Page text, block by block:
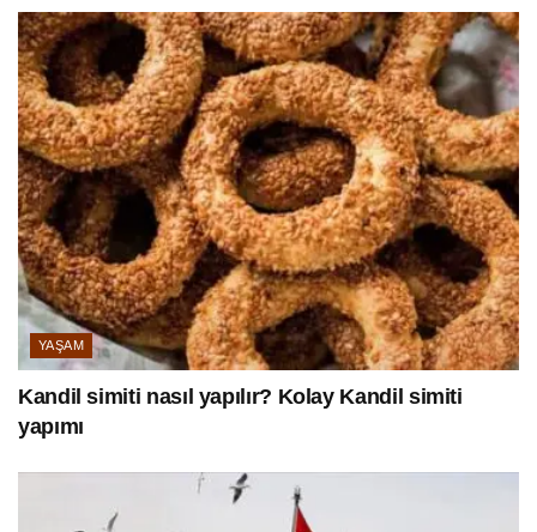
YAŞAM
Kandil simiti nasıl yapılır? Kolay Kandil simiti
yapımı